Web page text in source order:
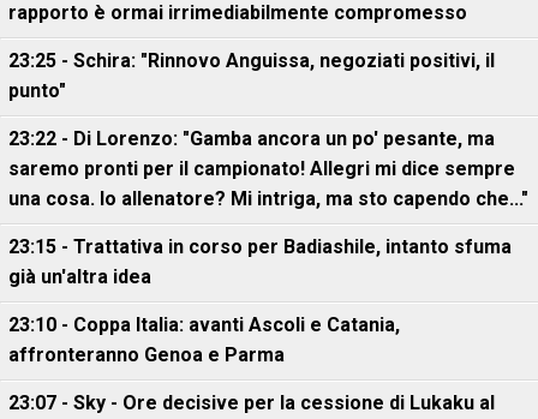
rapporto è ormai irrimediabilmente compromesso
23:25 - Schira: "Rinnovo Anguissa, negoziati positivi, il
punto"
23:22 - Di Lorenzo: "Gamba ancora un po' pesante, ma
saremo pronti per il campionato! Allegri mi dice sempre
una cosa. Io allenatore? Mi intriga, ma sto capendo che..."
23:15 - Trattativa in corso per Badiashile, intanto sfuma
già un'altra idea
23:10 - Coppa Italia: avanti Ascoli e Catania,
affronteranno Genoa e Parma
23:07 - Sky - Ore decisive per la cessione di Lukaku al